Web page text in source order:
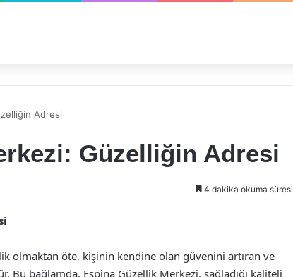
Adresi
Güzelliğin Adresi
4 dakika okuma süresi
olmaktan öte, kişinin kendine olan güvenini artıran ve
bağlamda, Espina Güzellik Merkezi, sağladığı kaliteli